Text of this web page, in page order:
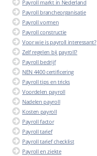
Payroll markt in Nederland
Payroll brancheorganisatie
Payroll vormen
Payroll constructie
Voor wie is payroll interessant?
Zelf regelen bij payroll?
Payroll bedrijf
NEN 4400 certificering
Payroll tips en tricks
Voordelen payroll
Nadelen payroll
Kosten payroll
Payroll factor
Payroll tarief
Payroll tarief checklist
Payroll en ziekte